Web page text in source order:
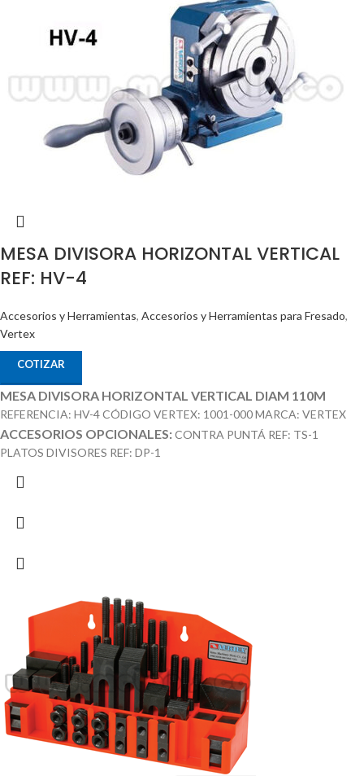
MESA DIVISORA HORIZONTAL VERTICAL
REF: HV-4
Accesorios y Herramientas, Accesorios y Herramientas para Fresado,
Vertex
COTIZAR
MESA DIVISORA HORIZONTAL VERTICAL DIAM 110M
REFERENCIA: HV-4 CÓDIGO VERTEX: 1001-000 MARCA: VERTEX
ACCESORIOS OPCIONALES:CONTRA PUNTÁ REF: TS-1
PLATOS DIVISORES REF: DP-1